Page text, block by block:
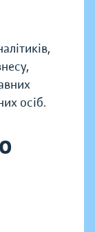
осіб.